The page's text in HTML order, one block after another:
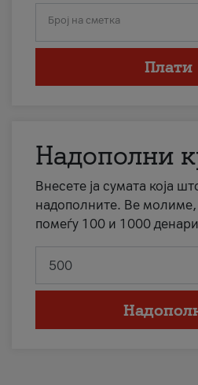
Број на сметка
Плати
Надополни
Внесете ја сумата која
надополните. Ве молиме,
помеѓу 100 и 1000